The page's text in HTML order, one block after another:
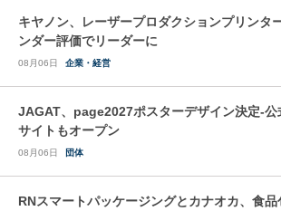
キヤノン、レーザープロダクションプリンタ
ンダー評価でリーダーに
08月06日 企業・経営
JAGAT、page2027ポスターデザイン決定-公
サイトもオープン
08月06日 団体
RNスマートパッケージングとカナオカ、食品